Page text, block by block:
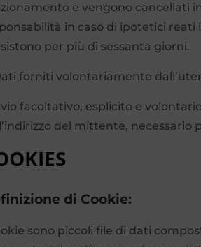
e vengono cancellati
in caso di ipotetici
per più di sessanta giorni.
forniti volontariamente
facoltativo, esplicito e
del mittente,
di Cookie:
sono piccoli file di dati